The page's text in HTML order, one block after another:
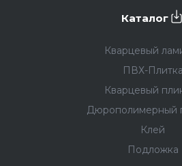
Каталог
Кварцевый
ПВХ-Плитка
Кварцевый
Дюрополимерный
Клей
Подложка